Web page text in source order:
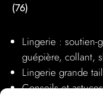
la
page
du
(76)
Lingerie : soutien-
guépière, collant,
Lingerie grande
Conseils et astuces